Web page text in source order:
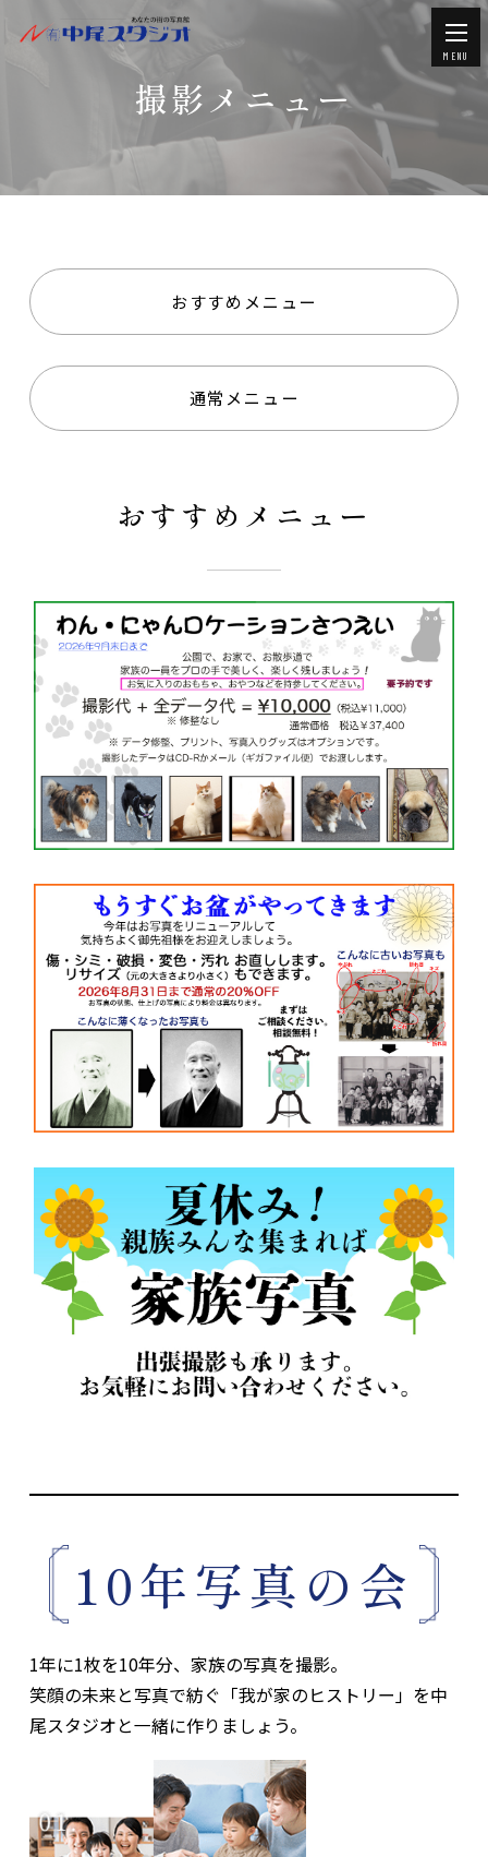
撮影メニュー
MENU
おすすめメニュー
通常メニュー
おすすめメニュー
10年写真の会
1年に1枚を10年分、家族の写真を撮影。
笑顔の未来と写真で紡ぐ「我が家のヒストリー」を中
尾スタジオと一緒に作りましょう。